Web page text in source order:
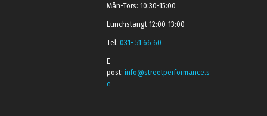
Mån-Tors: 10:30-15:00
Lunchstängt 12:00-13:00
Tel:031- 51 66 60
E-
post:info@streetperformance.s
e